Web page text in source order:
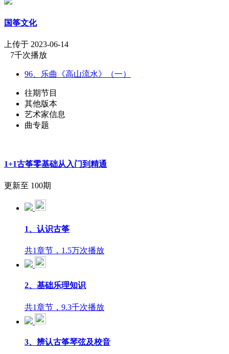
国筝文化
上传于 2023-06-14
7千次播放
96、乐曲《高山流水》（一）
往期节目
其他版本
艺术家信息
曲专题
1+1古筝零基础从入门到精通
更新至 100期
1、认识古筝
共1章节，1.5万次播放
2、基础乐理知识
共1章节，9.3千次播放
3、辨认古筝琴弦及校音